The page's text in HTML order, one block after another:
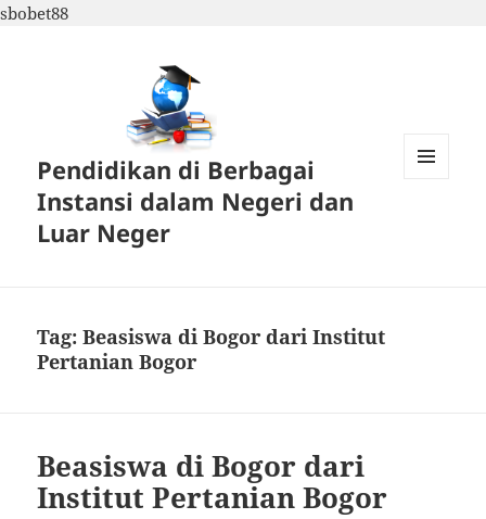
sbobet88
Pendidikan di Berbagai
Instansi dalam Negeri dan
Luar Neger
Tag:Beasiswa di Bogor dari Institut
Pertanian Bogor
Beasiswa di Bogor dari
Institut Pertanian Bogor